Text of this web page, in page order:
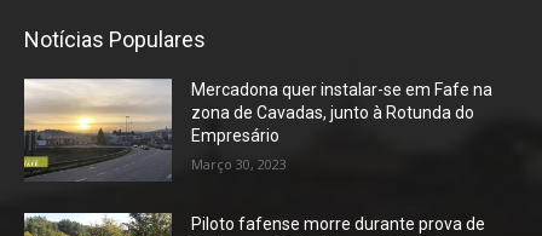
Notícias Populares
Mercadona quer instalar-se em Fafe na
zona de Cavadas, junto à Rotunda do
Empresário
Março 30, 2023
Piloto fafense morre durante prova de